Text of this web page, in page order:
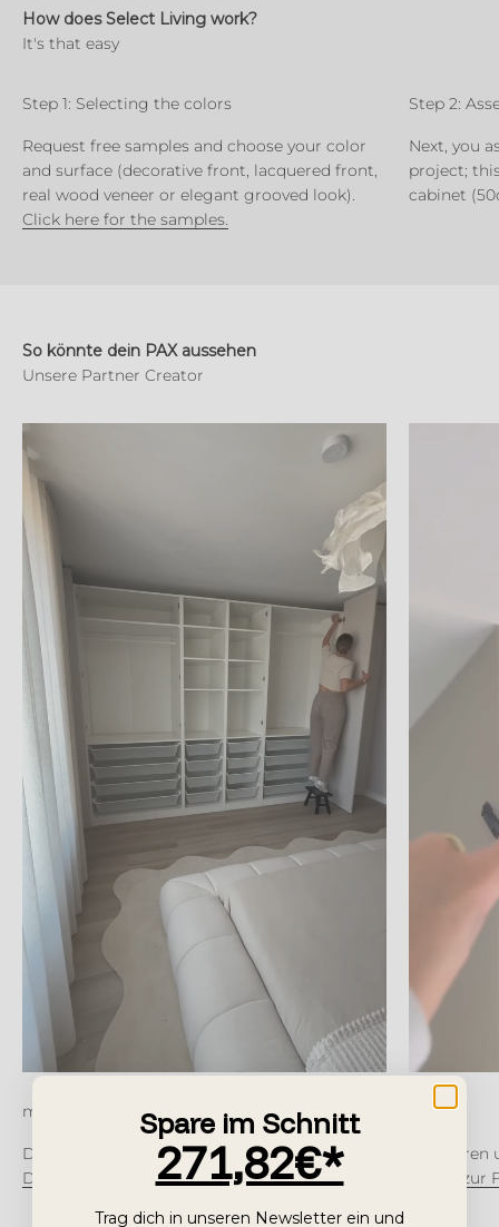
How does Select Living work?
Step 1: Selecting the colors
Request free samples and choose your color
and surface (decorative front, lacquered front,
real wood veneer or elegant grooved look).
Click here for the samples.
Step 2:
Next, you
project;
cabinet
So könnte dein PAX aussehen
mi.interieur
Deckenhohe PAX Türen in Angora
Direkt zur Farbe
maddy
PAX
Direkt zur
Spare im Schnitt
271,82€*
Trag dich in unseren Newsletter ein und